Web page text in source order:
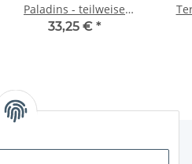
Paladins - teilweise
bemalt
33,25 € *